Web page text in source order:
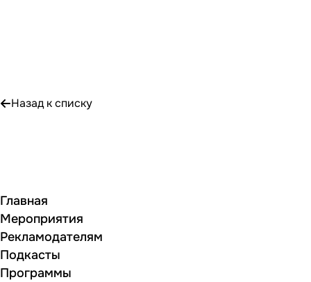
Назад к списку
Главная
Мероприятия
Рекламодателям
Подкасты
Программы